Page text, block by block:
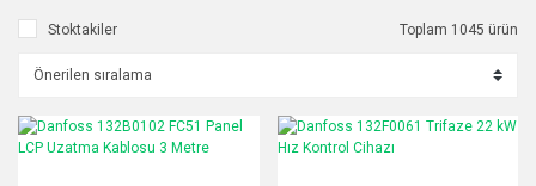
Stoktakiler Toplam 1045 ürün